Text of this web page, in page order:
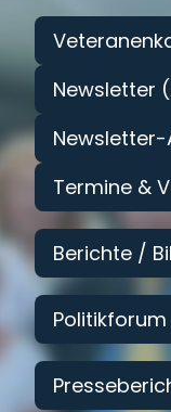
Newsletter
Termine &
Berichte /
Politikforum